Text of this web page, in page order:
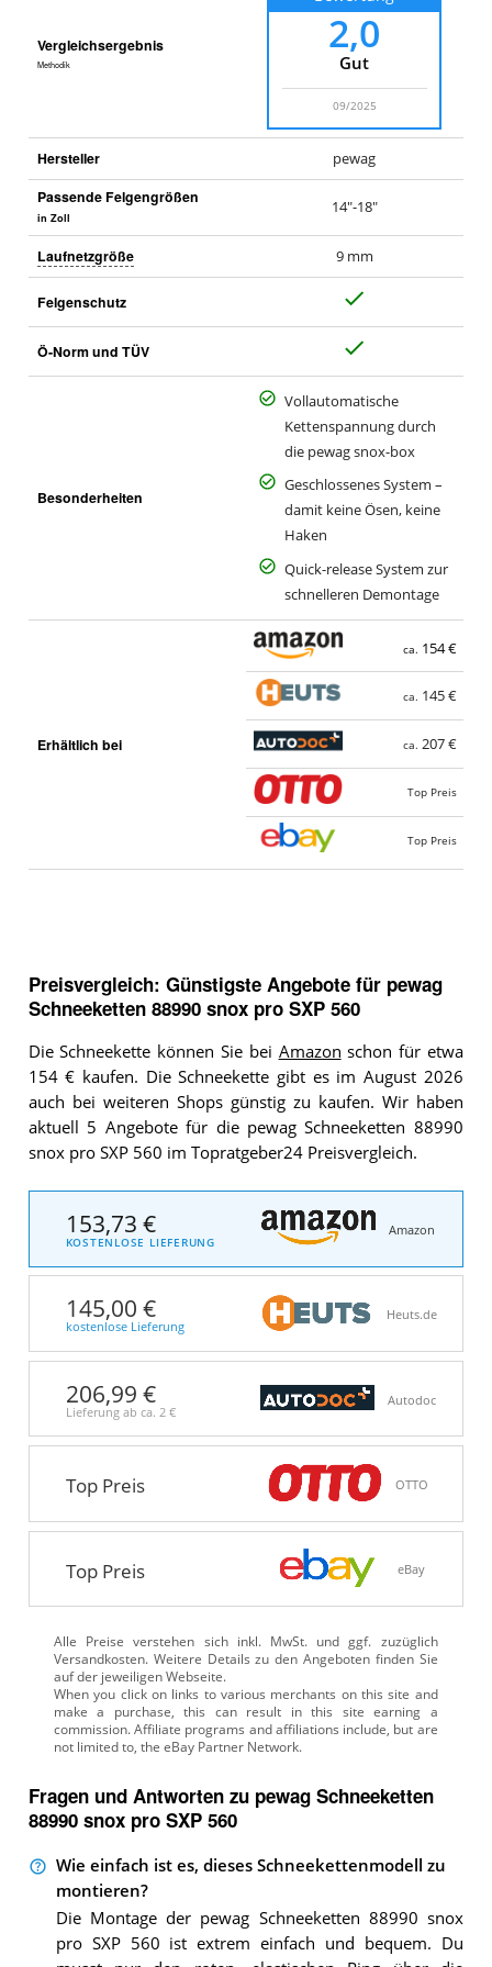
Vergleichsergebnis
Methodik
2,0
Gut
09/2025
Hersteller pewag
Passende Felgengrößen
in Zoll
14"-18"
Laufnetzgröße 9 mm
Felgenschutz
a
Ö-Norm und TÜV
a
Besonderheiten
Vollautomatische
Kettenspannung durch
die pewag snox-box
Geschlossenes System –
damit keine Ösen, keine
Haken
Quick-release System zur
schnelleren Demontage
Erhältlich bei
ca. 154 €
ca. 145 €
ca. 207 €
Top Preis
Top Preis
Preisvergleich: Günstigste Angebote für pewag
Schneeketten 88990 snox pro SXP 560
Die Schneekette können Sie bei Amazon schon für etwa
154 € kaufen. Die Schneekette gibt es im August 2026
auch bei weiteren Shops günstig zu kaufen. Wir haben
aktuell 5 Angebote für die pewag Schneeketten 88990
snox pro SXP 560 im Topratgeber24 Preisvergleich.
153,73 €
KOSTENLOSE LIEFERUNG
Amazon
145,00 €
kostenlose Lieferung
Heuts.de
206,99 €
Lieferung ab ca. 2 €
Autodoc
Top Preis OTTO
Top Preis eBay
Alle Preise verstehen sich inkl. MwSt. und ggf. zuzüglich
Versandkosten. Weitere Details zu den Angeboten finden Sie
auf der jeweiligen Webseite.
Fragen und Antworten zu pewag Schneeketten
88990 snox pro SXP 560
Wie einfach ist es, dieses Schneekettenmodell zu
montieren?
Die Montage der pewag Schneeketten 88990 snox
pro SXP 560 ist extrem einfach und bequem. Du